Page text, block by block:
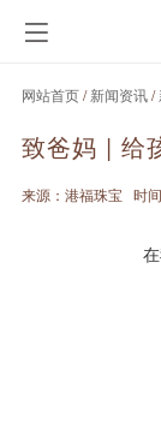
网站首页/新闻资讯/
致爸妈 | 给
来源：港福珠宝 时